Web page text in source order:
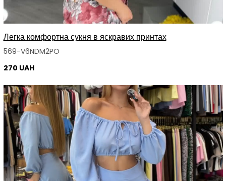
Легка комфортна сукня в яскравих принтах
569-V6NDM2PO
270 UAH